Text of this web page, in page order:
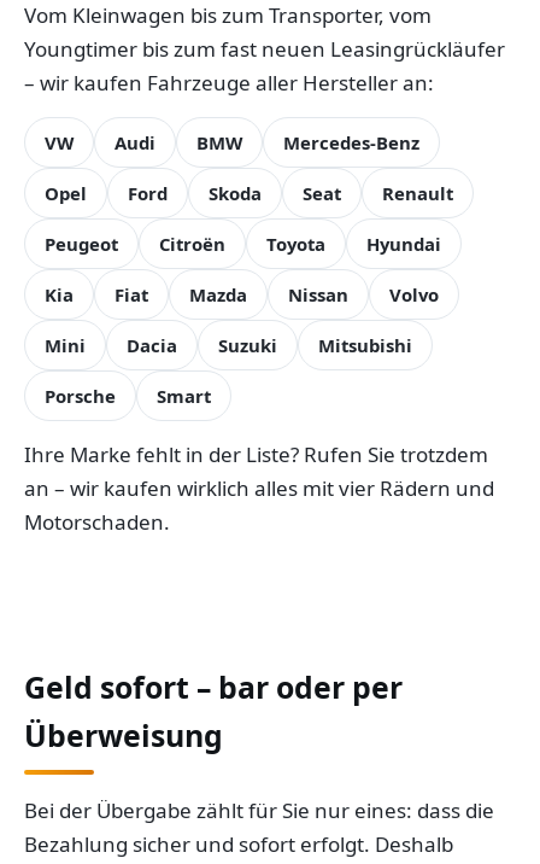
Vom Kleinwagen bis zum Transporter, vom
Youngtimer bis zum fast neuen Leasingrückläufer
– wir kaufen Fahrzeuge aller Hersteller an:
VW Audi BMW Mercedes-Benz
Opel Ford Skoda Seat Renault
Peugeot Citroën Toyota Hyundai
Kia Fiat Mazda Nissan Volvo
Mini Dacia Suzuki Mitsubishi
Porsche Smart
Ihre Marke fehlt in der Liste? Rufen Sie trotzdem
an – wir kaufen wirklich alles mit vier Rädern und
Motorschaden.
Geld sofort – bar oder per
Überweisung
Bei der Übergabe zählt für Sie nur eines: dass die
Bezahlung sicher und sofort erfolgt. Deshalb